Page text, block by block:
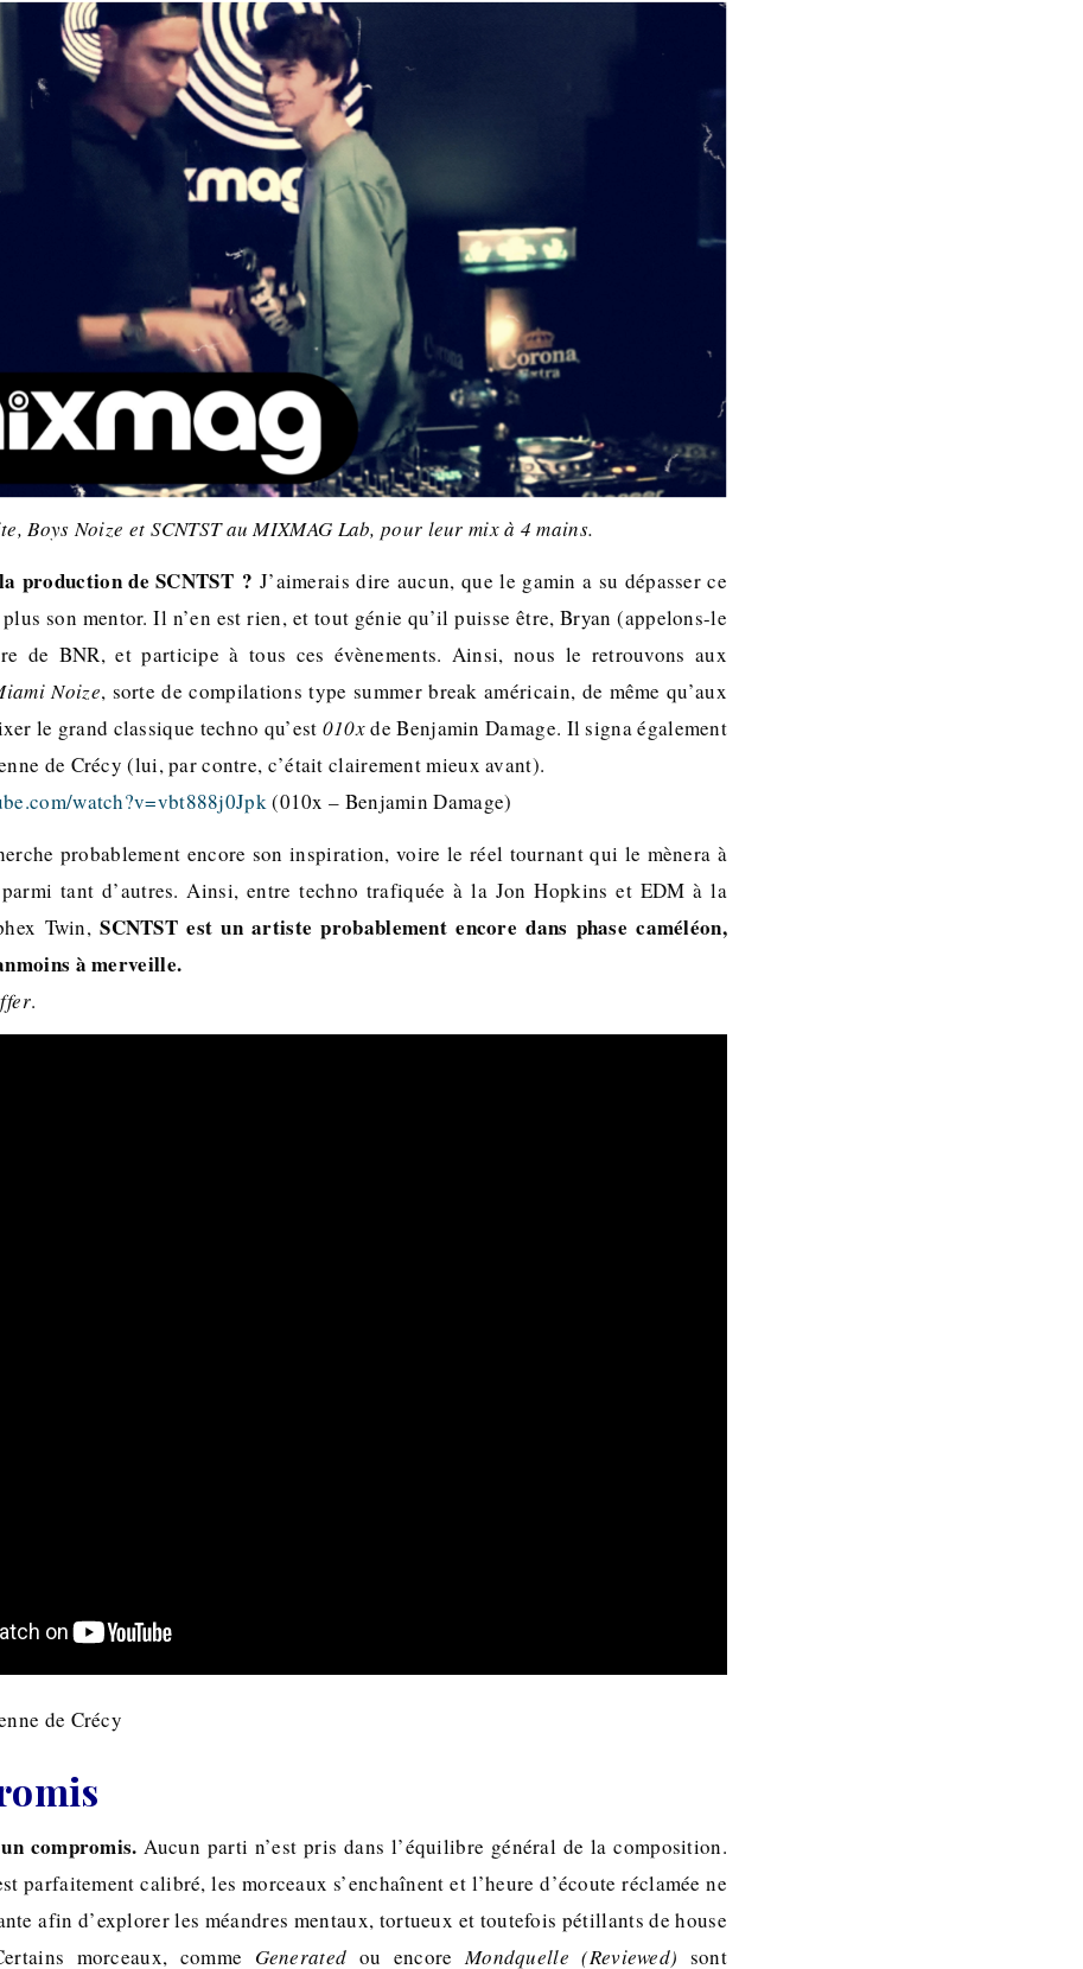
Boys Noize et SCNTST au MIXMAG Lab, pour leur mix à 4 mains.
production de SCNTST ? J’aimerais dire aucun, que le gamin a su dépasser ce
plus son mentor. Il n’en est rien, et tout génie qu’il puisse être, Bryan (appelons-le
de BNR, et participe à tous ces évènements. Ainsi, nous le retrouvons aux
Noize, sorte de compilations type summer break américain, de même qu’aux
le grand classique techno qu’est 010xde Benjamin Damage. Il signa également
de Crécy (lui, par contre, c’était clairement mieux avant).
watch?v=vbt888j0Jpk(010x – Benjamin Damage)
probablement encore son inspiration, voire le réel tournant qui le mènera à
tant d’autres. Ainsi, entre techno trafiquée à la Jon Hopkins et EDM à la
Twin,SCNTST est un artiste probablement encore dans phase caméléon,
à merveille.
.
de Crécy
compromis. Aucun parti n’est pris dans l’équilibre général de la composition.
parfaitement calibré, les morceaux s’enchaînent et l’heure d’écoute réclamée ne
afin d’explorer les méandres mentaux, tortueux et toutefois pétillants de house
morceaux, comme Generated ou encoreMondquelle (Reviewed) sont